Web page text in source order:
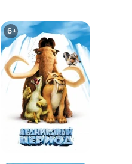
ЛЕГО Звёздные войны: Летние
каникулы
6+